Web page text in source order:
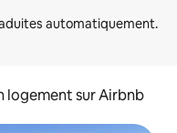
logement sur Airbnb